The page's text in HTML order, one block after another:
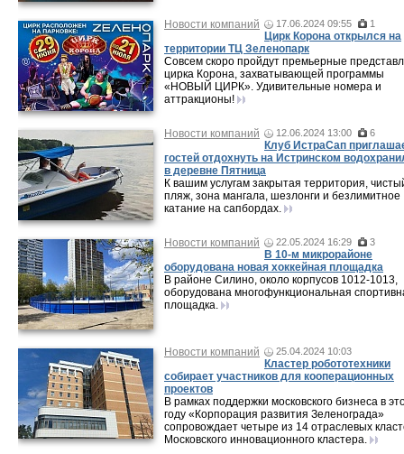
Новости компаний 17.06.2024 09:55 1
Цирк Корона открылся на
территории ТЦ Зеленопарк
Совсем скоро пройдут премьерные
цирка Корона, захватывающей программы
«НОВЫЙ ЦИРК». Удивительные номера и
аттракционы!
Новости компаний 12.06.2024 13:00 6
Клуб ИстраСап
гостей отдохнуть на Истринском
в деревне Пятница
К вашим услугам закрытая территория,
пляж, зона мангала, шезлонги и безлимитное
катание на сапбордах.
Новости компаний 22.05.2024 16:29 3
В 10-м микрорайоне
оборудована новая хоккейная площадка
В районе Силино, около корпусов 1012-1013,
оборудована многофункциональная
площадка.
Новости компаний 25.04.2024 10:03
Кластер робототехники
собирает участников для кооперационных
проектов
В рамках поддержки московского бизнеса в
году «Корпорация развития Зеленограда»
сопровождает четыре из 14 отраслевых
Московского инновационного кластера.